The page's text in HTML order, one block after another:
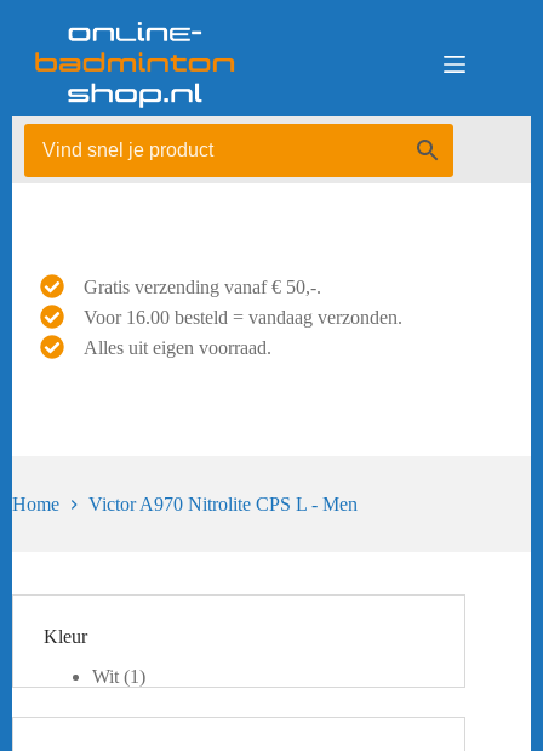
Gratis verzending vanaf € 50,-.
Voor 16.00 besteld = vandaag verzonden.
Alles uit eigen voorraad.
Home Victor A970 Nitrolite CPS L - Men
Kleur
Wit (1)